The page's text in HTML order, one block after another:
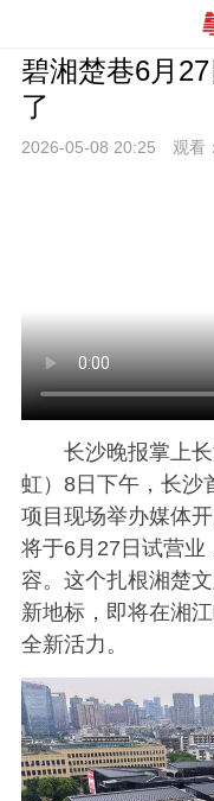
碧湘楚巷6月27
了
2026-05-08 20:25 观看：
长沙晚报掌上
虹）8日下午，长沙
项目现场举办媒体
将于6月27日试营业
容。这个扎根湘楚
新地标，即将在湘
全新活力。